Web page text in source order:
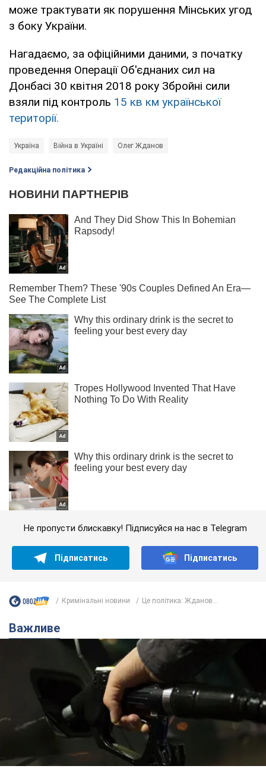
може трактувати як порушення Мінських угод
з боку України.
Нагадаємо, за офіційними даними, з початку
проведення Операції Об'єднаних сил на
Донбасі 30 квітня 2018 року Збройні сили
взяли під контроль 15 кв км української
території.
Україна Війна в Україні Олег Жданов
Редакційна політика
Не пропусти блискавку! Підписуйся на нас в Telegram
Підписатись Підписатись
Кримінальні новини Це політика: Жданов...
Важливе